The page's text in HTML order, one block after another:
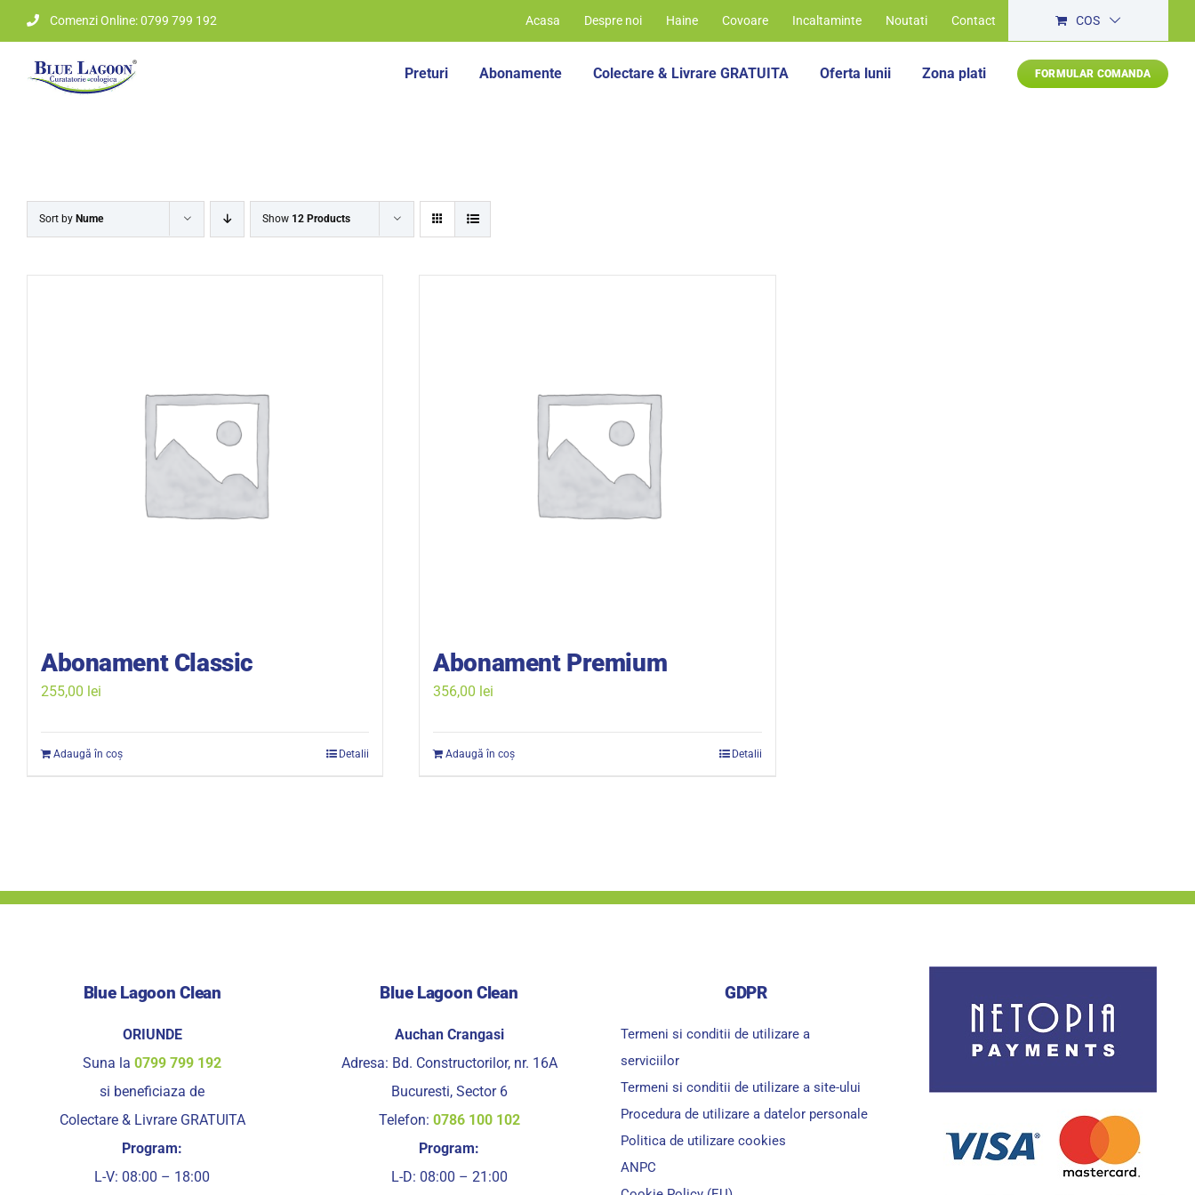
to
content
Comenzi Online: 0799 799 192 Acasa Despre noi Haine Covoare Incaltaminte Noutati Contact COS
Preturi Abonamente Colectare & Livrare GRATUITA Oferta lunii Zona plati FORMULAR COMANDA
Sort by Nume Show 12 Products
Abonament Classic
255,00 lei
Adaugă în coș Detalii
Abonament Premium
356,00 lei
Adaugă în coș Detalii
Blue Lagoon Clean
ORIUNDE
Suna la0799 799 192
si beneficiaza de
Colectare & Livrare GRATUITA
Program:
L-V: 08:00 – 18:00
Blue Lagoon Clean
Auchan Crangasi
Adresa: Bd. Constructorilor, nr. 16A
Bucuresti, Sector 6
Telefon: 0786 100 102
Program:
L-D: 08:00 – 21:00
GDPR
Termeni si conditii de utilizare a
serviciilor
Termeni si conditii de utilizare a site-ului
Procedura de utilizare a datelor personale
Politica de utilizare cookies
ANPC